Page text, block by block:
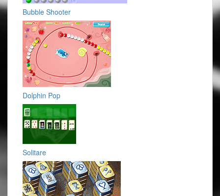
Bubble Shooter
Dolphin Pop
Solitare